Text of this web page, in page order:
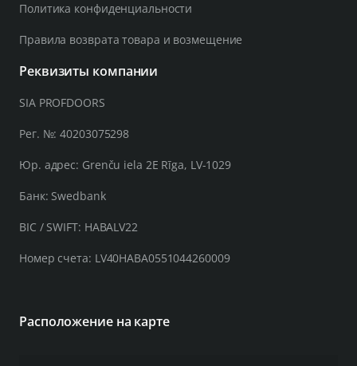
Политика конфиденциальности
Правила возврата товара и возмещение
Реквизиты компании
SIA PROFDOORS
Рег. №: 40203075298
Юр. адрес: Grenču iela 2E Rīga, LV-1029
Банк: Swedbank
BIC / SWIFT: HABALV22
Номер счета: LV40HABA0551044260009
Расположение на карте